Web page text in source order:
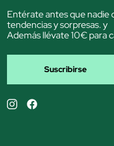
Entérate antes que nadie
tendencias y sorpresas. y
Además llévate 10€ para
Suscribirse